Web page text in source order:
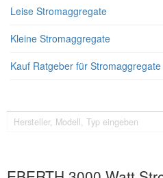
Leise Stromaggregate
Kleine Stromaggregate
Kauf Ratgeber für Stromaggregate